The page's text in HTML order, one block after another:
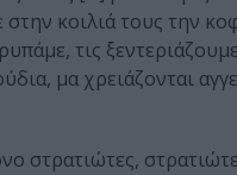
κοιλιά τους την
τις
μα χρειάζονται
στρατιώτες,